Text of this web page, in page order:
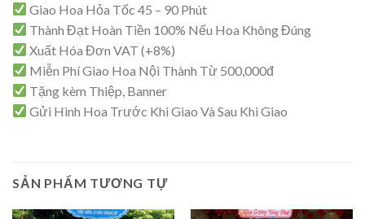
Giao Hoa Hỏa Tốc 45 – 90 Phút
Thành Đạt Hoàn Tiền 100% Nếu Hoa Không Đúng
Xuất Hóa Đơn VAT (+8%)
Miễn Phí Giao Hoa Nội Thành Từ 500,000đ
Tặng kèm Thiệp, Banner
Gửi Hình Hoa Trước Khi Giao Và Sau Khi Giao
SẢN PHẨM TƯƠNG TỰ